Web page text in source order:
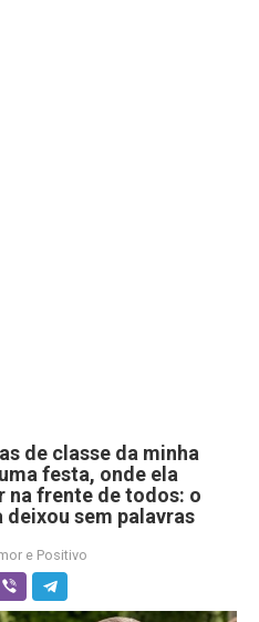
de classe da minha
festa, onde ela
na frente de todos: o
sem palavras
e Positivo